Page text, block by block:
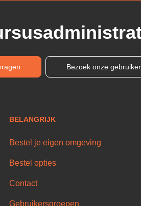
Bezoek onze
BELANGRIJK
Bestel je eigen omgeving
Bestel opties
Contact
Gebruikersgroepen